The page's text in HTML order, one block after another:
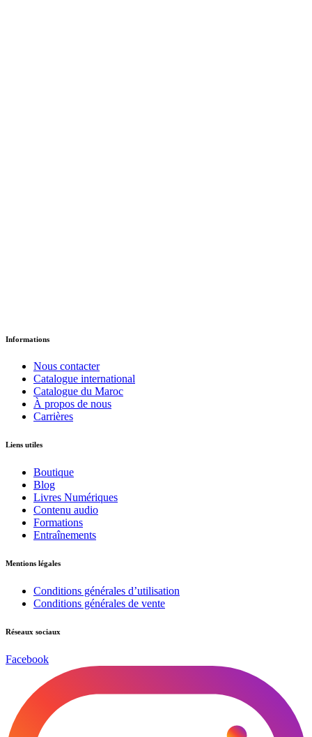
Informations
Nous contacter
Catalogue international
Catalogue du Maroc
À propos de nous
Carrières
Liens utiles
Boutique
Blog
Livres Numériques
Contenu audio
Formations
Entraînements
Mentions légales
Conditions générales d’utilisation
Conditions générales de vente
Réseaux sociaux
Facebook